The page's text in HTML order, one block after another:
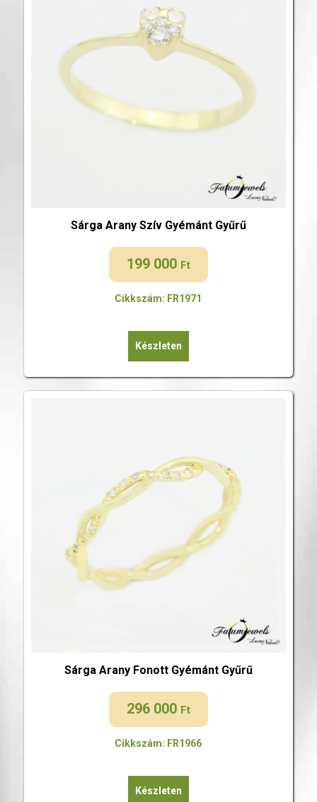
Sárga Arany Szív Gyémánt Gyűrű
199 000 Ft
Cikkszám: FR1971
Készleten
Sárga Arany Fonott Gyémánt Gyűrű
296 000 Ft
Cikkszám: FR1966
Készleten